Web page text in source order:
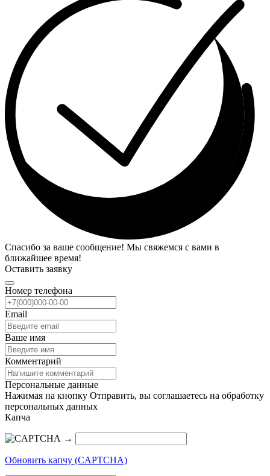
Спасибо за ваше сообщение! Мы свяжемся с вами в
ближайшее время!
Оставить заявку
Номер телефона
Email
Ваше имя
Комментарий
Персональные данные
Нажимая на кнопку Отправить, вы соглашаетесь на обработку
персональных данных
Капча
→
Обновить капчу (CAPTCHA)